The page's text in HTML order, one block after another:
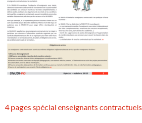
4 pages spécial enseignants contractuels